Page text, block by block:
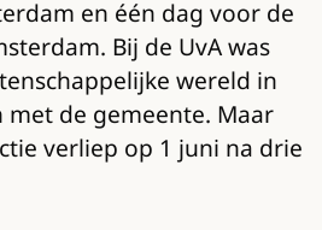
en één dag voor de
Bij de UvA was
wereld in
de gemeente. Maar
verliep op 1 juni na drie